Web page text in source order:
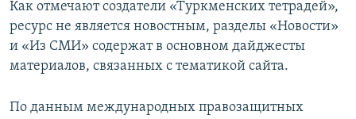
Как отмечают создатели «Туркменских тетрадей»,
ресурс не является новостным, разделы «Новости»
и «Из СМИ» содержат в основном дайджесты
материалов, связанных с тематикой сайта.
По данным международных правозащитных